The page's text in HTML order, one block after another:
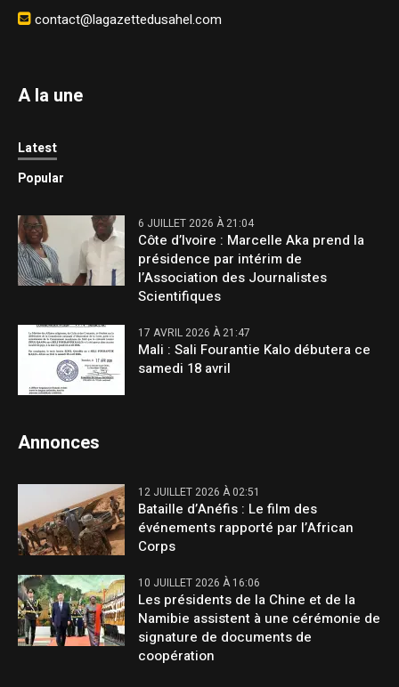
contact@lagazettedusahel.com
A la une
Latest
Popular
6 JUILLET 2026 À 21:04
Côte d’Ivoire : Marcelle Aka prend la
présidence par intérim de
l’Association des Journalistes
Scientifiques
17 AVRIL 2026 À 21:47
Mali : Sali Fourantie Kalo débutera ce
samedi 18 avril
Annonces
12 JUILLET 2026 À 02:51
Bataille d’Anéfis : Le film des
événements rapporté par l’African
Corps
10 JUILLET 2026 À 16:06
Les présidents de la Chine et de la
Namibie assistent à une cérémonie de
signature de documents de
coopération